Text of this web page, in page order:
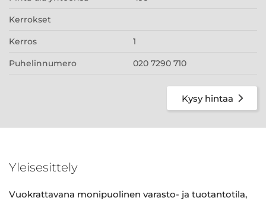
Kerrokset
Kerros 1
Puhelinnumero 020 7290 710
Kysy hintaa
Yleisesittely
Vuokrattavana monipuolinen varasto- ja tuotantotila,